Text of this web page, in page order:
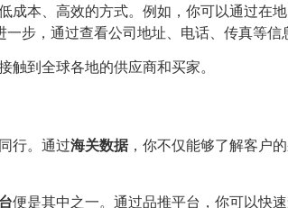
成本、高效的方式。例如，你可以通过在
步，通过查看公司地址、电话、传真等信
到全球各地的供应商和买家。
行。通过海关数据，你不仅能够了解客户
便是其中之一。通过品推平台，你可以快